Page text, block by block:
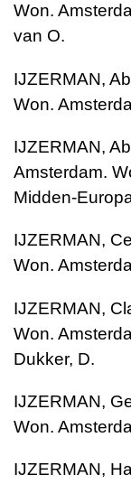
Won.
van O.
IJZERMAN,
Won.
IJZERMAN,
Amsterdam.
Midden-
IJZERMAN,
Won.
IJZERMAN,
Won.
Dukker, D.
IJZERMAN,
Won.
IJZERMAN,